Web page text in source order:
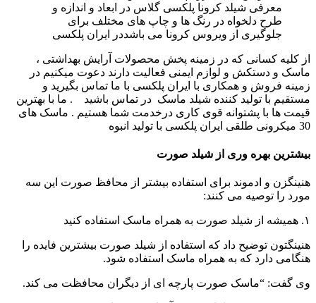
معرفی شیلد کرونا پلکسی گلاس در ابعاد و اندازه و
طرح دلخواه در رنگ ها و چاپ های مختلف برای
جلوگیری از ویروس کرونا می باشددر ایران پلکسی
از کلیه کسانی که در زمینه پخش محصولات آرایش بهداشتی ،
ماسک و دستکش و لوازم ایمنی فعالیت دارند دعوت میکنیم در
زمینه فروش و همکاری با ایران پلکسی با ما تماس بگیرید و
مستقیم با تولید کننده شیلد ماسک در تماس باشید . ما با بهترین
قیمت ها با پشتوانه قوی کاری درخدمت شما هستیم . ماسک های
30 میکرونی طلقی ایران پلکسی با تولید انبوه
بیشترین بهره وری از شیلد صورت
هنینگزن و ادموند برای استفاده بیشتر از محافظ صورت این سه
مورد را توصیه می کنند:
۱. همیشه از شیلد صورت به همراه ماسک استفاده کنید
هنینگتون توضیح داد که استفاده از شیلد صورت بیشترین فایده را
هنگامی دارد که به همراه ماسک استفاده شود.
وی گفت: “ماسک صورت پارچه ای از دیگران محافظت می کند.